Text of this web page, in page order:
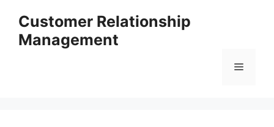
content
Customer Relationship
Management
Menu